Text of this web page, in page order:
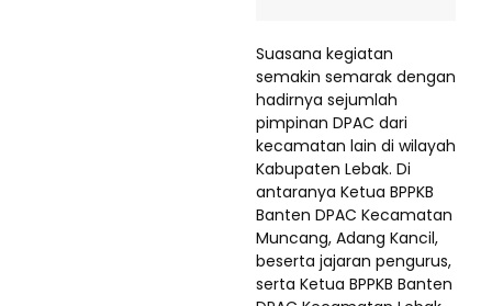
Suasana kegiatan
semakin semarak dengan
hadirnya sejumlah
pimpinan DPAC dari
kecamatan lain di wilayah
Kabupaten Lebak. Di
antaranya Ketua BPPKB
Banten DPAC Kecamatan
Muncang, Adang Kancil,
beserta jajaran pengurus,
serta Ketua BPPKB Banten